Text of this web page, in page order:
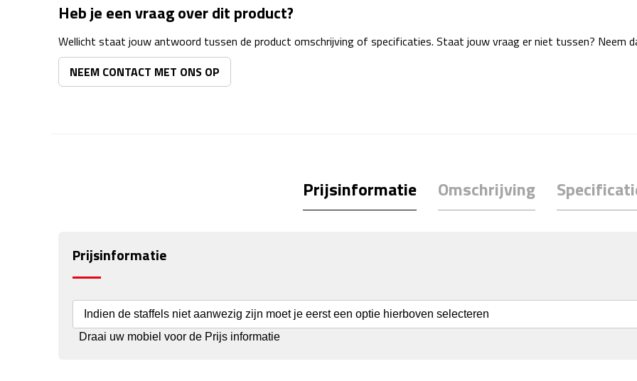
Heb je een vraag over dit product?
Wellicht staat jouw antwoord tussen de product omschrijving of specificaties. Staat jouw vraag er niet tussen? Neem
NEEM CONTACT MET ONS OP
Prijsinformatie Omschrijving
Prijsinformatie
Indien de staffels niet aanwezig zijn moet je eerst een optie hierboven selecteren
Draai uw mobiel voor de Prijs informatie